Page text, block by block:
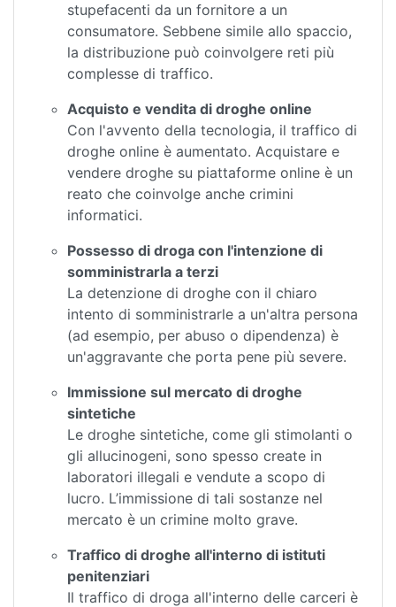
stupefacenti da un fornitore a un
consumatore. Sebbene simile allo spaccio,
la distribuzione può coinvolgere reti più
complesse di traffico.
Acquisto e vendita di droghe online
Con l'avvento della tecnologia, il traffico di
droghe online è aumentato. Acquistare e
vendere droghe su piattaforme online è un
reato che coinvolge anche crimini
informatici.
Possesso di droga con l'intenzione di
somministrarla a terzi
La detenzione di droghe con il chiaro
intento di somministrarle a un'altra persona
(ad esempio, per abuso o dipendenza) è
un'aggravante che porta pene più severe.
Immissione sul mercato di droghe
sintetiche
Le droghe sintetiche, come gli stimolanti o
gli allucinogeni, sono spesso create in
laboratori illegali e vendute a scopo di
lucro. L’immissione di tali sostanze nel
mercato è un crimine molto grave.
Traffico di droghe all'interno di istituti
penitenziari
Il traffico di droga all'interno delle carceri è